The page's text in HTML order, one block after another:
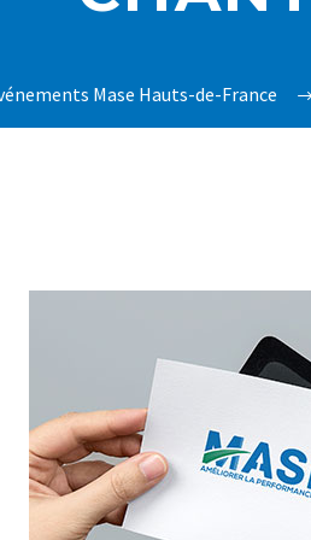
Mase Hauts-de-France